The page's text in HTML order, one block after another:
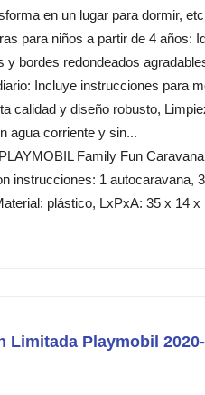
en un lugar para dormir, etc
para niños a partir de 4 años:
y bordes redondeados
Incluye instrucciones para
calidad y diseño robusto,
agua corriente y sin...
Family Fun
instrucciones: 1 autocaravana,
plástico, LxPxA: 35 x 14 x
Limitada Playmobil